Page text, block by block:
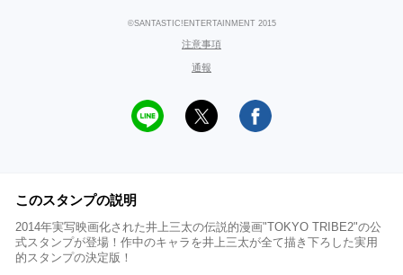
©SANTASTIC!ENTERTAINMENT 2015
注意事項
通報
このスタンプの説明
2014年実写映画化された井上三太の伝説的漫画"TOKYO TRIBE2"の公
式スタンプが登場！作中のキャラを井上三太が全て描き下ろした実用
的スタンプの決定版！